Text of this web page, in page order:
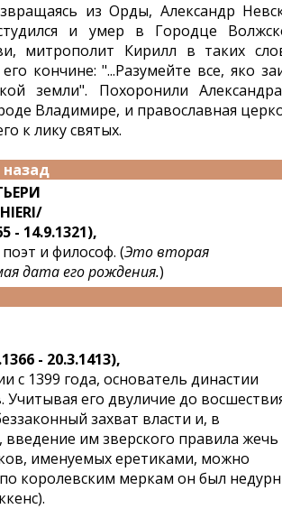
из Орды, Александр
и умер в Городце
митрополит Кирилл в таких
кончине: "...Разумейте все, яко
земли". Похоронили
Владимире, и православная
к лику святых.
назад
- 14.9.1321),
и философ. (Это вторая
дата его рождения.)
- 20.3.1413),
с 1399 года, основатель династии
Учитывая его двуличие до
захват власти и, в
введение им зверского правила жечь
именуемых еретиками, можно
по королевским меркам он был